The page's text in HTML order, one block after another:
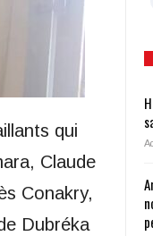
qui
Claude
Conakry,
Dubréka